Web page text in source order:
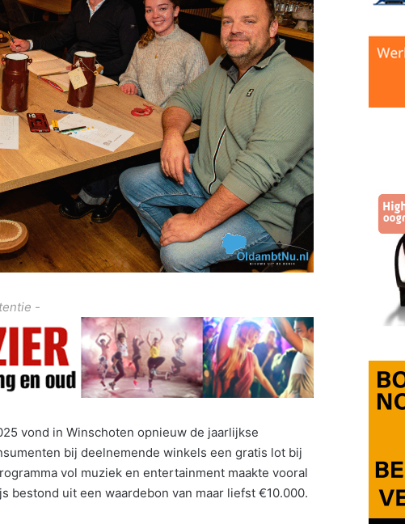
-
vond in Winschoten opnieuw de jaarlijkse
bij deelnemende winkels een gratis lot bij
vol muziek en entertainment maakte vooral
bestond uit een waardebon van maar liefst €10.000.